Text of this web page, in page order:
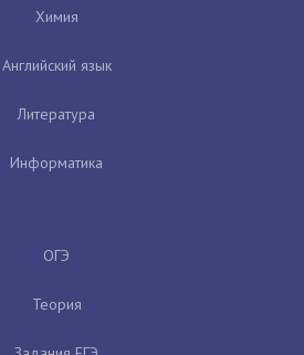
Химия
Английский язык
Литература
Информатика
ОГЭ
Теория